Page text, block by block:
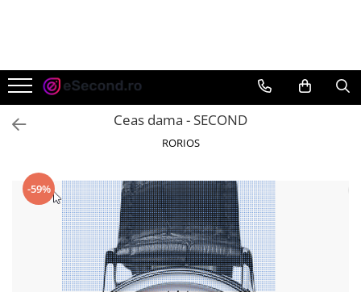
Auto Moto
Anvelope & Jante
Echipamente pentru Atelier
Electronice Auto
Intretinere & Cosmetica auto
Reparatii si echipamente auto
Trotinete electrice
Ceas dama - SECOND
RORIOS
-59%